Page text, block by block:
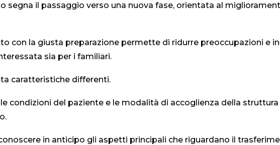
segna il passaggio verso una nuova fase, orientata al
con la giusta preparazione permette di ridurre preoccupazioni e
sia per i familiari.
caratteristiche differenti.
condizioni del paziente e le modalità di accoglienza della
in anticipo gli aspetti principali che riguardano il